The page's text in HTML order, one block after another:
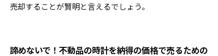
売却することが賢明と言えるでしょう。
諦めないで！不動品の時計を納得の価格で売るための